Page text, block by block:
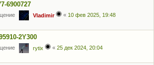
6900727
Vladimir « 10 фев 2025, 19:48
2Y300
rytix « 25 дек 2024, 20:04